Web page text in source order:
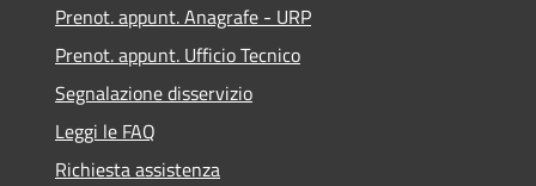
Prenot. appunt. Anagrafe - URP
Prenot. appunt. Ufficio Tecnico
Segnalazione disservizio
Leggi le FAQ
Richiesta assistenza